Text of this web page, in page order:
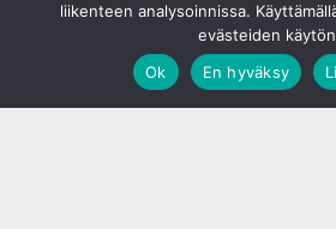
liikenteen analysoinnissa.
evästeiden
Ok
En hyväksy